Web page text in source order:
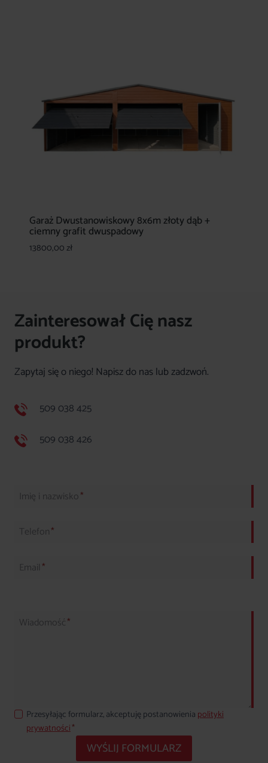
Garaż Dwustanowiskowy 8x6m złoty dąb +
ciemny grafit dwuspadowy
13800,00zł
Zainteresował Cię nasz
produkt?
Zapytaj się o niego! Napisz do nas lub zadzwoń.
509 038 425
509 038 426
Imię i nazwisko*
Telefon*
Email *
Wiadomość*
Przesyłając formularz, akceptuję postanowienia polityki
prywatności*
WYŚLIJ FORMULARZ